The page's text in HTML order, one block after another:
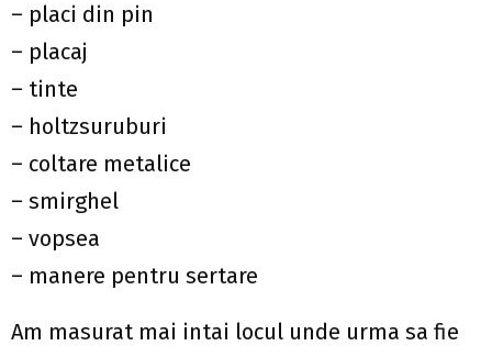
– placi din pin
– placaj
– tinte
– holtzsuruburi
– coltare metalice
– smirghel
– vopsea
– manere pentru sertare
Am masurat mai intai locul unde urma sa fie